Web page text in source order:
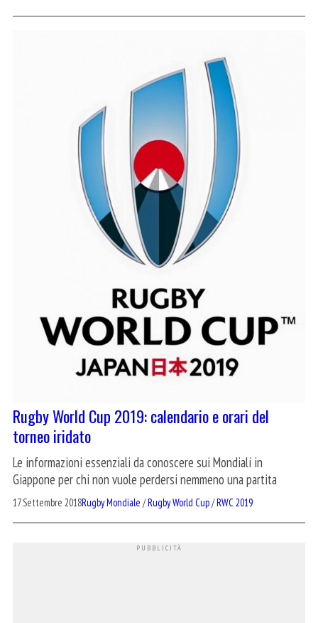
Rugby World Cup 2019: calendario e orari del
torneo iridato
Le informazioni essenziali da conoscere sui Mondiali in
Giappone per chi non vuole perdersi nemmeno una partita
17 Settembre 2018Rugby Mondiale /Rugby World Cup/RWC 2019